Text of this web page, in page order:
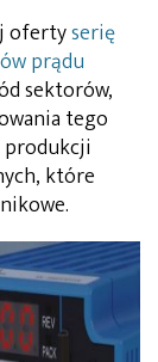
ofertyserię
prądu
sektorów,
tego
produkcji
które